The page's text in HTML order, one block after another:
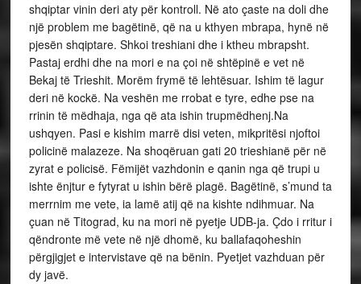
shqiptar vinin deri aty për kontroll. Në ato çaste na doli dhe
një problem me bagëtinë, që na u kthyen mbrapa, hynë në
pjesën shqiptare. Shkoi treshiani dhe i ktheu mbrapsht.
Pastaj erdhi dhe na mori e na çoi në shtëpinë e vet në
Bekaj të Trieshit. Morëm frymë të lehtësuar. Ishim të lagur
deri në kockë. Na veshën me rrobat e tyre, edhe pse na
rrinin të mëdhaja, nga që ata ishin trupmëdhenj.Na
ushqyen. Pasi e kishim marrë disi veten, mikpritësi njoftoi
policinë malazeze. Na shoqëruan gati 20 trieshianë për në
zyrat e policisë. Fëmijët vazhdonin e qanin nga që trupi u
ishte ënjtur e fytyrat u ishin bërë plagë. Bagëtinë, s’mund ta
merrnim me vete, ia lamë atij që na kishte ndihmuar. Na
çuan në Titograd, ku na mori në pyetje UDB-ja. Çdo i rritur i
qëndronte më vete në një dhomë, ku ballafaqoheshin
përgjigjet e intervistave që na bënin. Pyetjet vazhduan për
dy javë.